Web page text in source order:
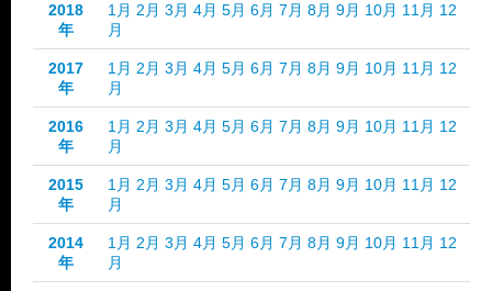
2018
年
1月 2月 3月 4月 5月 6月 7月 8月 9月 10月 11月 12
月
2017
年
1月 2月 3月 4月 5月 6月 7月 8月 9月 10月 11月 12
月
2016
年
1月 2月 3月 4月 5月 6月 7月 8月 9月 10月 11月 12
月
2015
年
1月 2月 3月 4月 5月 6月 7月 8月 9月 10月 11月 12
月
2014
年
1月 2月 3月 4月 5月 6月 7月 8月 9月 10月 11月 12
月